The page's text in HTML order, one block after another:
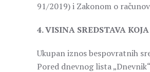
91/2019) i Zakonom o
4. VISINA SREDSTAVA
Ukupan iznos bespovratnih
Pored dnevnog lista